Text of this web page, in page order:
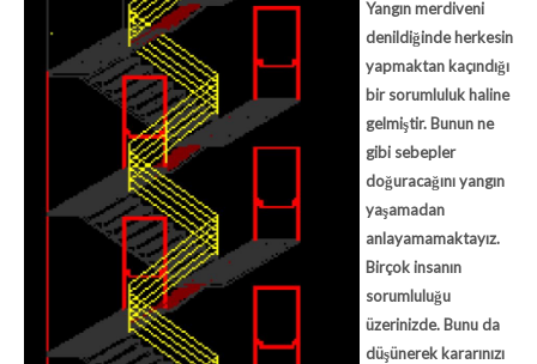
Yangın merdiveni
denildiğinde herkesin
yapmaktan kaçındığı
bir sorumluluk haline
gelmiştir. Bunun ne
gibi sebepler
doğuracağını yangın
yaşamadan
anlayamamaktayız.
Birçok insanın
sorumluluğu
üzerinizde. Bunu da
düşünerek kararınızı